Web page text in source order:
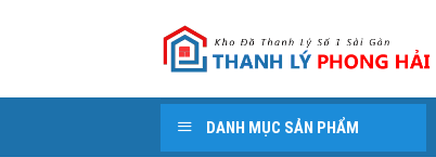
DANH MỤC SẢN PHẨM